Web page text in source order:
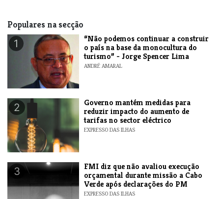
Populares na secção
1
“Não podemos continuar a construir
o país na base da monocultura do
turismo” - Jorge Spencer Lima
ANDRÉ AMARAL
2
Governo mantém medidas para
reduzir impacto do aumento de
tarifas no sector eléctrico
EXPRESSO DAS ILHAS
3
FMI diz que não avaliou execução
orçamental durante missão a Cabo
Verde após declarações do PM
EXPRESSO DAS ILHAS